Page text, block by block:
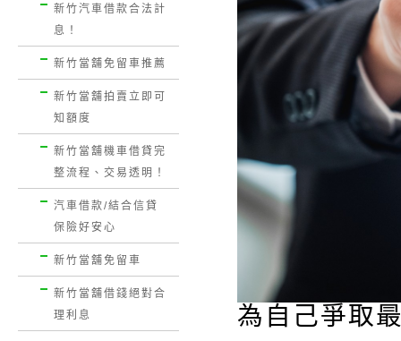
新竹汽車借款合法計
息！
新竹當舖免留車推薦
新竹當舖拍賣立即可
知額度
新竹當舖機車借貸完
整流程、交易透明！
汽車借款/結合信貸
保險好安心
新竹當舖免留車
新竹當舖借錢絕對合
理利息
為自己爭取